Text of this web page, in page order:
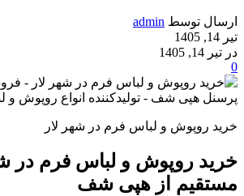
ارسال توسط admin
تیر 14, 1405
در تیر 14, 1405
0
خرید روپوش و لباس فرم در شهر لار
خرید روپوش و لباس فرم در
مستقیم از هپی شف